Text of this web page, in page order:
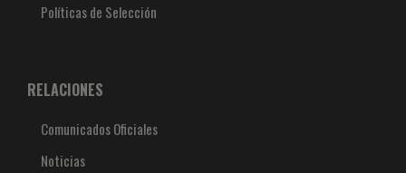
Políticas de Selección
RELACIONES
Comunicados Oficiales
Noticias